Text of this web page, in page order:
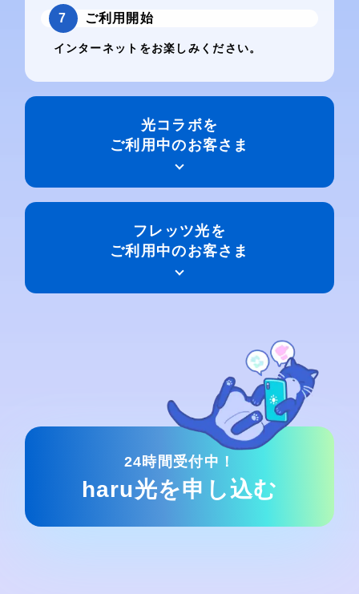
7 ご利用開始
インターネットをお楽しみください。
光コラボを
ご利用中のお客さま
フレッツ光を
ご利用中のお客さま
24時間受付中！
haru光を申し込む